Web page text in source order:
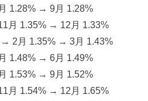
→ 9月 1.28%
1.35% → 12月 1.33%
1.35% → 3月 1.43%
→ 6月 1.49%
→ 9月 1.52%
1.54% → 12月 1.65%